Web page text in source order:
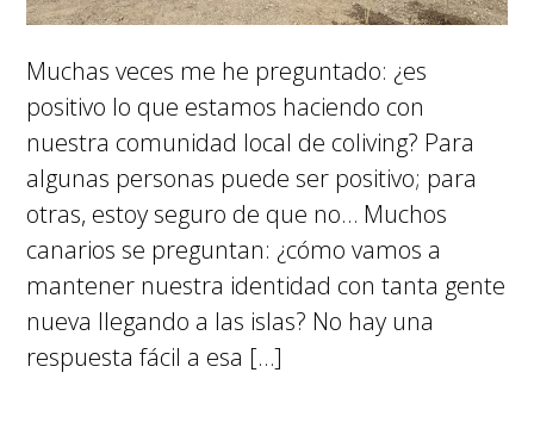
Muchas veces me he preguntado: ¿es
positivo lo que estamos haciendo con
nuestra comunidad local de coliving? Para
algunas personas puede ser positivo; para
otras, estoy seguro de que no… Muchos
canarios se preguntan: ¿cómo vamos a
mantener nuestra identidad con tanta gente
nueva llegando a las islas? No hay una
respuesta fácil a esa […]